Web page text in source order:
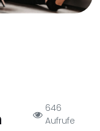
646
Aufrufe